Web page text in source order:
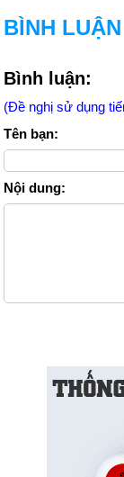
BÌNH LUẬN
Bình luận:
(Đề nghị sử dụng
Tên bạn:
Nội dung: